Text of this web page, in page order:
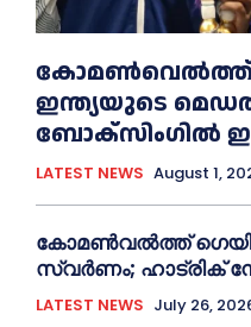
കോമൺവെൽത്ത്
ഇന്ത്യയുടെ
ബോക്സിംഗിൽ
LATEST NEWS August 1,
കോമൺവൽത്ത്
സ്വർണം; ഹാട്രിക്
LATEST NEWS July 26,